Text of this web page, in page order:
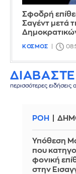
Σφοδρή
Σαγέντ μετά
ΚΟΣΜΟΣ
περισσότερες ειδήσεις
ΡΟΗ
Υπόθεση
που
φονική
στην